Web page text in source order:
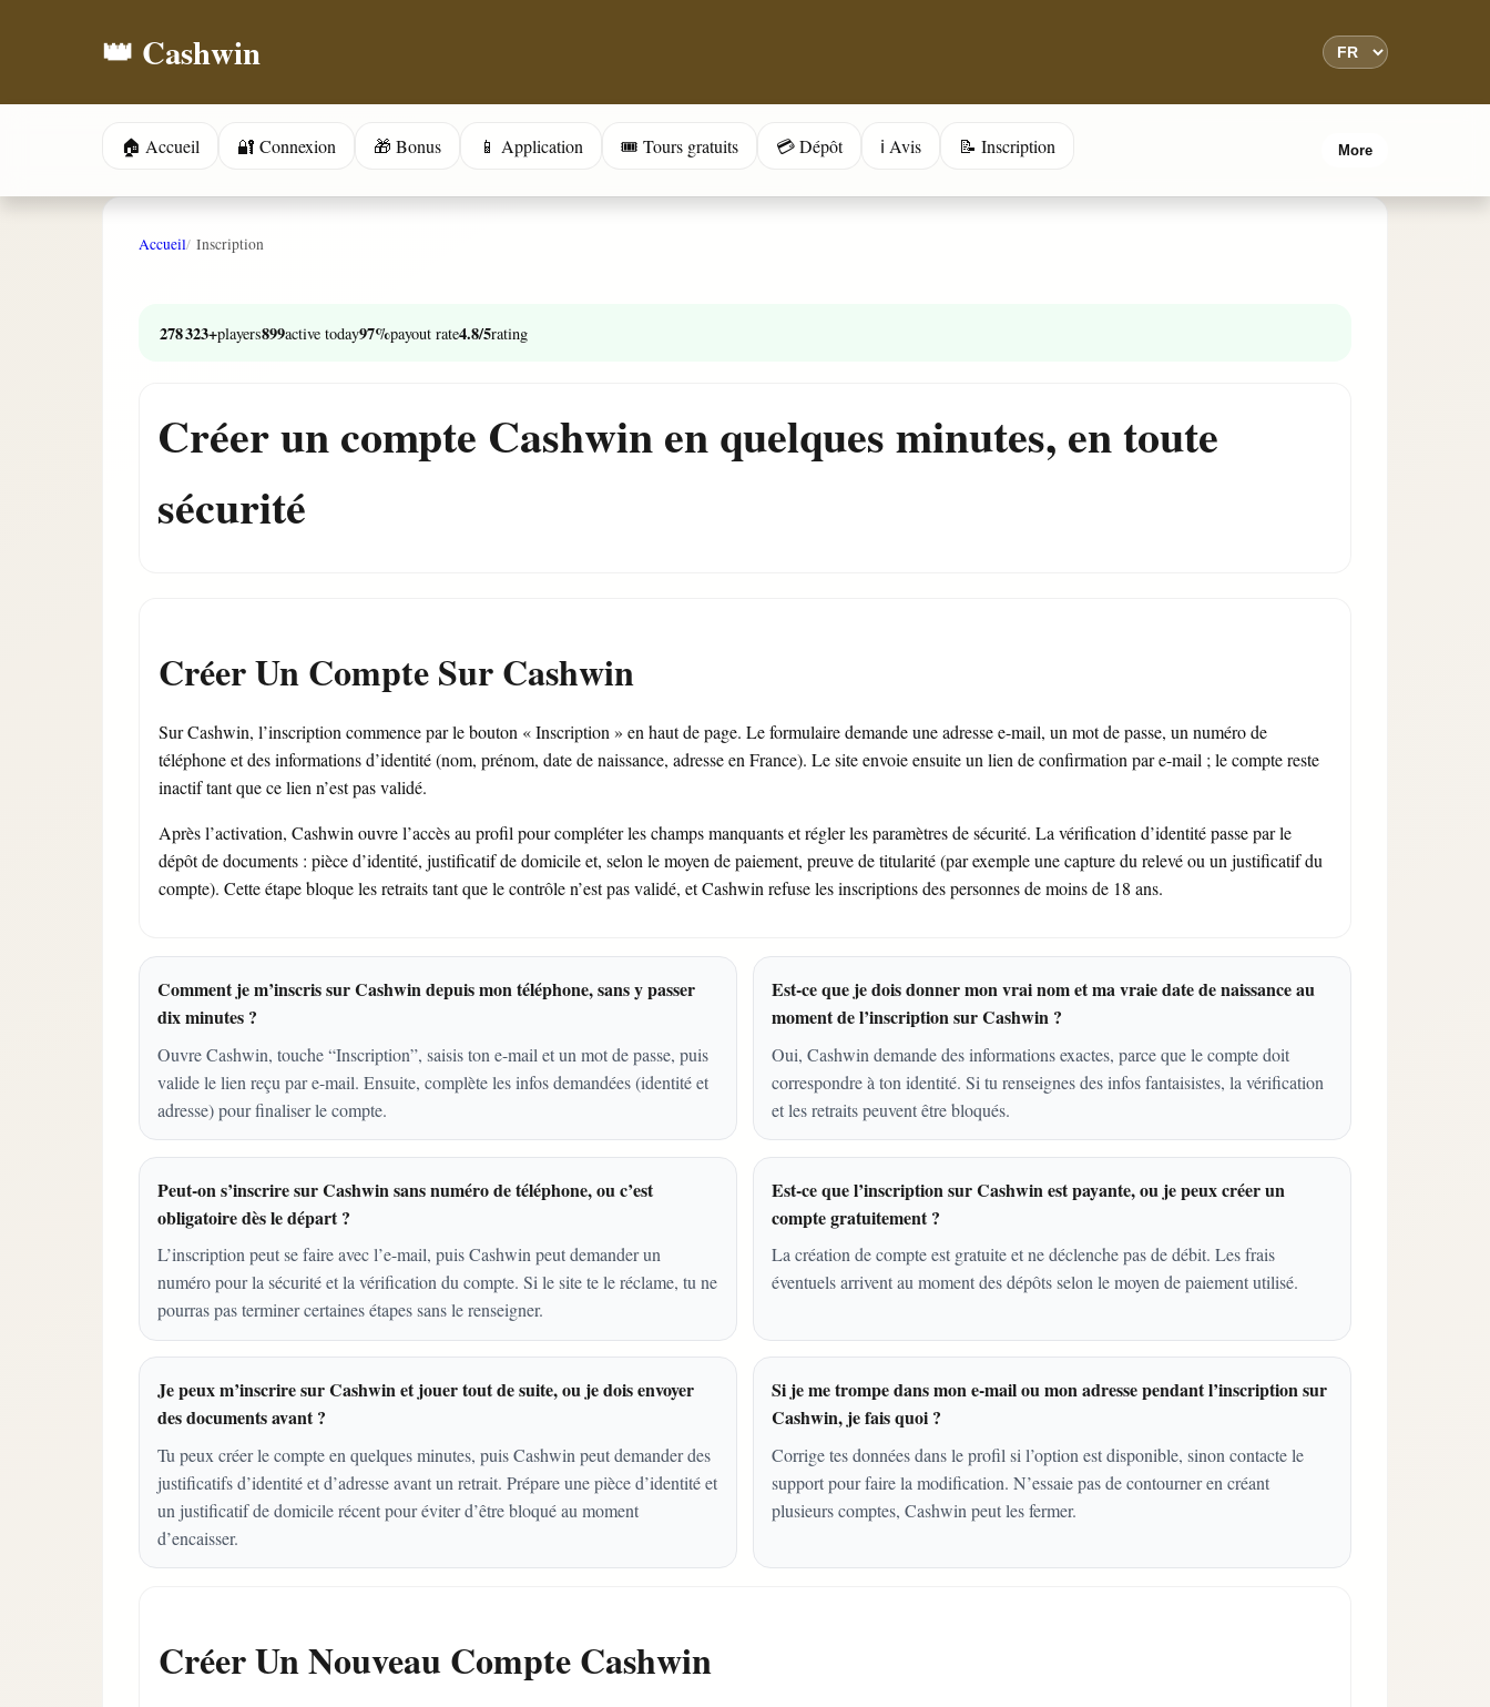
👑 Cashwin
🏠 Accueil 🔐 Connexion 🎁 Bonus 📱 Application 🎟️ Tours gratuits 💳 Dépôt ℹ️ Avis 📝 Inscription More
Accueil Inscription
278 323+players899active today97%payout rate4.8/5rating
Créer un compte Cashwin en quelques minutes, en toute
sécurité
Créer Un Compte Sur Cashwin
Sur Cashwin, l’inscription commence par le bouton « Inscription » en haut de page. Le formulaire demande une adresse e-mail, un mot de passe, un numéro de
téléphone et des informations d’identité (nom, prénom, date de naissance, adresse en France). Le site envoie ensuite un lien de confirmation par e-mail ; le compte reste
inactif tant que ce lien n’est pas validé.
Après l’activation, Cashwin ouvre l’accès au profil pour compléter les champs manquants et régler les paramètres de sécurité. La vérification d’identité passe par le
dépôt de documents : pièce d’identité, justificatif de domicile et, selon le moyen de paiement, preuve de titularité (par exemple une capture du relevé ou un justificatif du
compte). Cette étape bloque les retraits tant que le contrôle n’est pas validé, et Cashwin refuse les inscriptions des personnes de moins de 18 ans.
Comment je m’inscris sur Cashwin depuis mon téléphone, sans y passer
dix minutes ?
Ouvre Cashwin, touche “Inscription”, saisis ton e-mail et un mot de passe, puis
valide le lien reçu par e-mail. Ensuite, complète les infos demandées (identité et
adresse) pour finaliser le compte.
Est-ce que je dois donner mon vrai nom et ma vraie date de naissance au
moment de l’inscription sur Cashwin ?
Oui, Cashwin demande des informations exactes, parce que le compte doit
correspondre à ton identité. Si tu renseignes des infos fantaisistes, la vérification
et les retraits peuvent être bloqués.
Peut-on s’inscrire sur Cashwin sans numéro de téléphone, ou c’est
obligatoire dès le départ ?
L’inscription peut se faire avec l’e-mail, puis Cashwin peut demander un
numéro pour la sécurité et la vérification du compte. Si le site te le réclame, tu ne
pourras pas terminer certaines étapes sans le renseigner.
Est-ce que l’inscription sur Cashwin est payante, ou je peux créer un
compte gratuitement ?
La création de compte est gratuite et ne déclenche pas de débit. Les frais
éventuels arrivent au moment des dépôts selon le moyen de paiement utilisé.
Je peux m’inscrire sur Cashwin et jouer tout de suite, ou je dois envoyer
des documents avant ?
Tu peux créer le compte en quelques minutes, puis Cashwin peut demander des
justificatifs d’identité et d’adresse avant un retrait. Prépare une pièce d’identité et
un justificatif de domicile récent pour éviter d’être bloqué au moment
d’encaisser.
Si je me trompe dans mon e-mail ou mon adresse pendant l’inscription sur
Cashwin, je fais quoi ?
Corrige tes données dans le profil si l’option est disponible, sinon contacte le
support pour faire la modification. N’essaie pas de contourner en créant
plusieurs comptes, Cashwin peut les fermer.
Créer Un Nouveau Compte Cashwin